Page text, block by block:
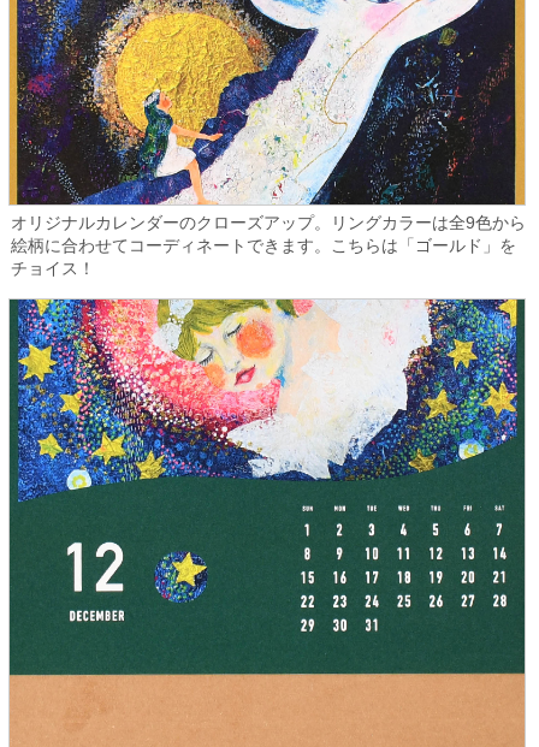
オリジナルカレンダーのクローズアップ。リングカラーは全9色から
絵柄に合わせてコーディネートできます。こちらは「ゴールド」を
チョイス！